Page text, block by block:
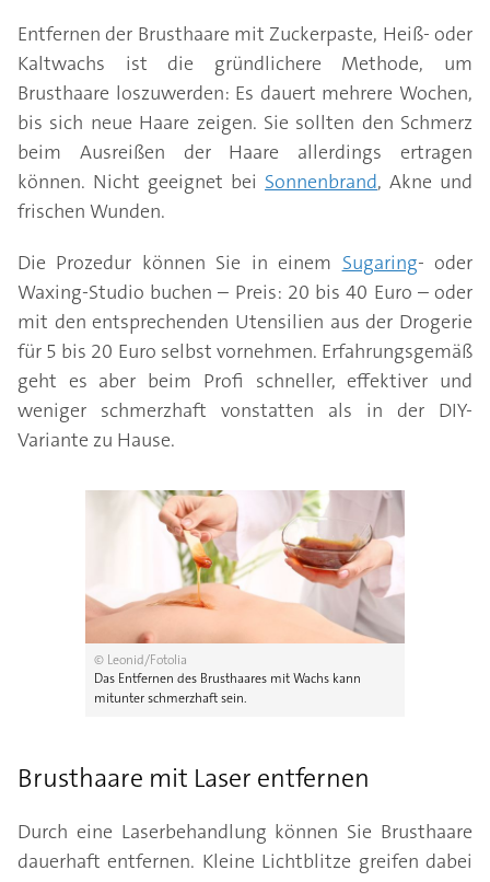
Entfernen der Brusthaare mit Zuckerpaste, Heiß- oder
Kaltwachs ist die gründlichere Methode, um
Brusthaare loszuwerden: Es dauert mehrere Wochen,
bis sich neue Haare zeigen. Sie sollten den Schmerz
beim Ausreißen der Haare allerdings ertragen
können. Nicht geeignet bei Sonnenbrand, Akne und
frischen Wunden.
Die Prozedur können Sie in einem Sugaring- oder
Waxing-Studio buchen – Preis: 20 bis 40 Euro – oder
mit den entsprechenden Utensilien aus der Drogerie
für 5 bis 20 Euro selbst vornehmen. Erfahrungsgemäß
geht es aber beim Profi schneller, effektiver und
weniger schmerzhaft vonstatten als in der DIY-
Variante zu Hause.
© Leonid/Fotolia
Das Entfernen des Brusthaares mit Wachs kann
mitunter schmerzhaft sein.
Brusthaare mit Laser entfernen
Durch eine Laserbehandlung können Sie Brusthaare
dauerhaft entfernen. Kleine Lichtblitze greifen dabei